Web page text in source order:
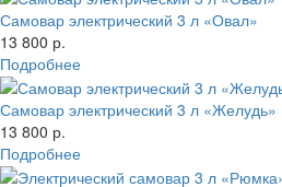
Самовар электрический 3 л «Овал»
13 800 р.
Подробнее
Самовар электрический 3 л «Желудь»
13 800 р.
Подробнее